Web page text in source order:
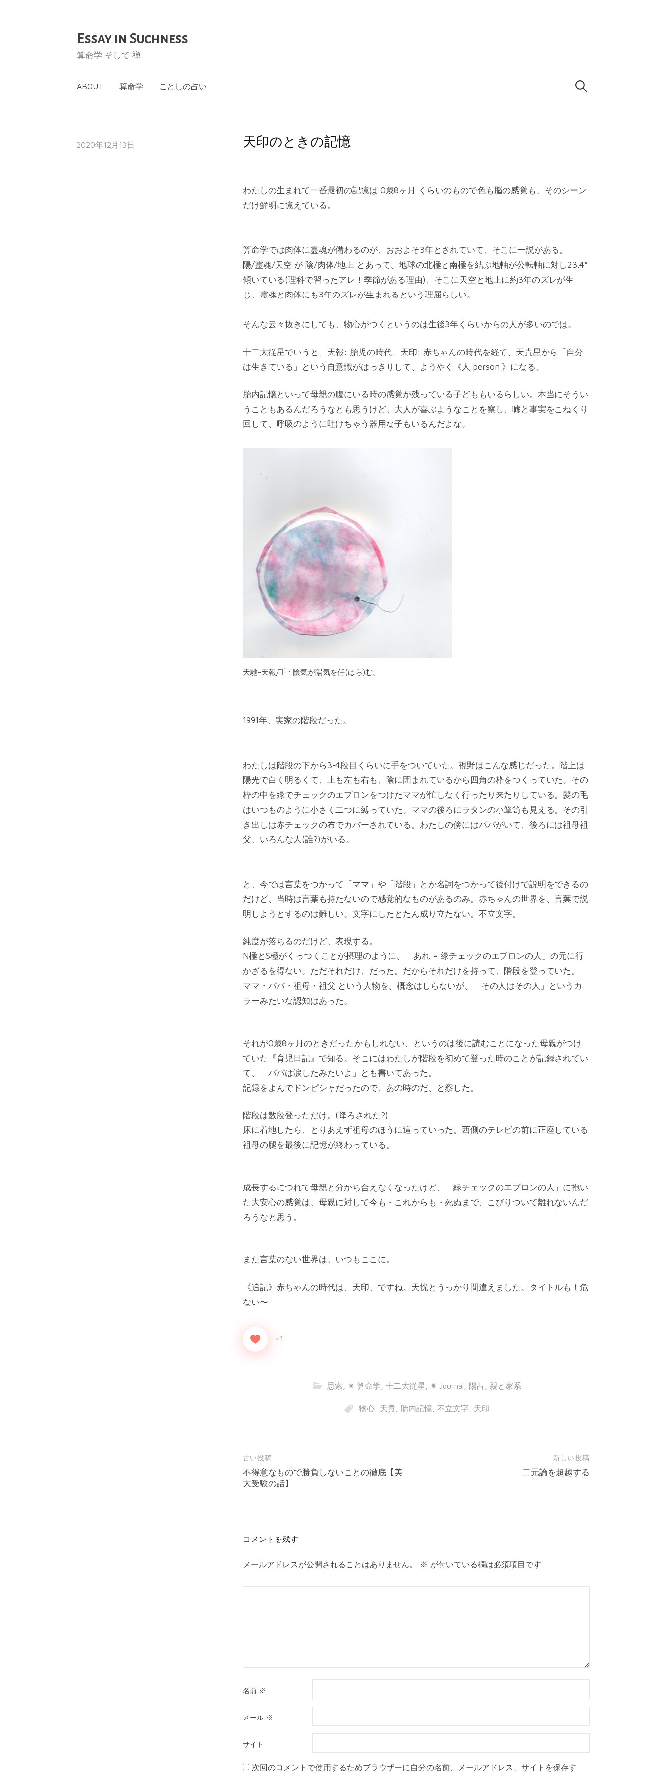
コ
ン
ン
キ
Essay in Suchness
算命学 そして 禅
ABOUT 算命学 ことしの占い 検
2020年12月13日 天印のときの記憶
わたしの生まれて一番最初の記憶は 0歳8ヶ月 くらいのもので色も脳の感覚も、そのシーン
だけ鮮明に憶えている。
算命学では肉体に霊魂が備わるのが、おおよそ3年とされていて、そこに一説がある。
陽/霊魂/天空 が 陰/肉体/地上 とあって、地球の北極と南極を結ぶ地軸が公転軸に対し23.4°
傾いている(理科で習ったアレ！季節がある理由)、そこに天空と地上に約3年のズレが生
じ、霊魂と肉体にも3年のズレが生まれるという理屈らしい。
そんな云々抜きにしても、物心がつくというのは生後3年くらいからの人が多いのでは。
十二大従星でいうと、天報: 胎児の時代、天印: 赤ちゃんの時代を経て、天貴星から「自分
は生きている」という自意識がはっきりして、ようやく《人 person 》になる。
胎内記憶といって母親の腹にいる時の感覚が残っている子どももいるらしい。本当にそうい
うこともあるんだろうなとも思うけど、大人が喜ぶようなことを察し、嘘と事実をこねくり
回して、呼吸のように吐けちゃう器用な子もいるんだよな。
天馳-天報/壬 : 陰気が陽気を任(はら)む。
1991年、実家の階段だった。
わたしは階段の下から3-4段目くらいに手をついていた。視野はこんな感じだった。階上は
陽光で白く明るくて、上も左も右も、陰に囲まれているから四角の枠をつくっていた。その
枠の中を緑でチェックのエプロンをつけたママが忙しなく行ったり来たりしている。髪の毛
はいつものように小さく二つに縛っていた。ママの後ろにラタンの小箪笥も見える。その引
き出しは赤チェックの布でカバーされている。わたしの傍にはパパがいて、後ろには祖母祖
父、いろんな人(誰?)がいる。
と、今では言葉をつかって「ママ」や「階段」とか名詞をつかって後付けで説明をできるの
だけど、当時は言葉も持たないので感覚的なものがあるのみ。赤ちゃんの世界を、言葉で説
明しようとするのは難しい。文字にしたとたん成り立たない。不立文字。
純度が落ちるのだけど、表現する。
N極とS極がくっつくことが摂理のように、「あれ = 緑チェックのエプロンの人」の元に行
かざるを得ない。ただそれだけ、だった。だからそれだけを持って、階段を登っていた。
ママ・パパ・祖母・祖父 という人物を、概念はしらないが、「その人はその人」というカ
ラーみたいな認知はあった。
それが0歳8ヶ月のときだったかもしれない、というのは後に読むことになった母親がつけ
ていた『育児日記』で知る。そこにはわたしが階段を初めて登った時のことが記録されてい
て、「パパは涙したみたいよ」とも書いてあった。
記録をよんでドンピシャだったので、あの時のだ、と察した。
階段は数段登っただけ。(降ろされた?)
床に着地したら、とりあえず祖母のほうに這っていった。西側のテレビの前に正座している
祖母の腿を最後に記憶が終わっている。
成長するにつれて母親と分かち合えなくなったけど、「緑チェックのエプロンの人」に抱い
た大安心の感覚は、母親に対して今も・これからも・死ぬまで、こびりついて離れないんだ
ろうなと思う。
また言葉のない世界は、いつもここに。
《追記》赤ちゃんの時代は、天印、ですね。天恍とうっかり間違えました。タイトルも！危
ない〜
+1
思索 ✷ 算命学 十二大従星 ✷ Journal 陽占 親と家系
物心 天貴 胎内記憶 不立文字 天印
投
稿
ナ
シ
ン
古い投稿
不得意なもので勝負しないことの徹底【美
大受験の話】
新しい投稿
二元論を超越する
コメントを残す
メールアドレスが公開されることはありません。 ※ が付いている欄は必須項目です
名前 ※
メール ※
サイト
次回のコメントで使用するためブラウザーに自分の名前、メールアドレス、サイトを保存す